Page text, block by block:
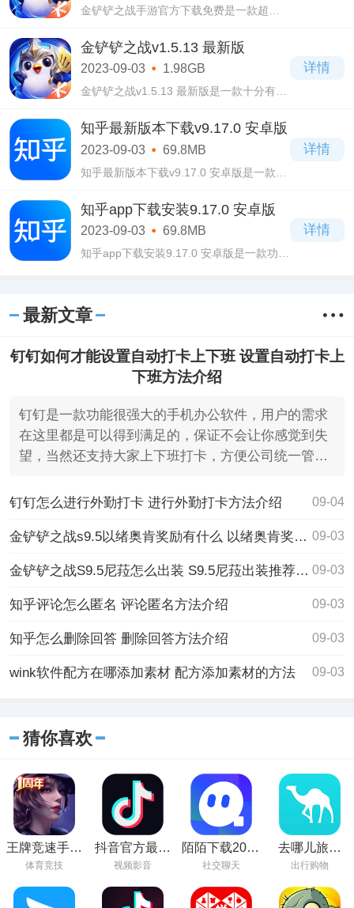
金铲铲之战手游官方下载免费是一款超级
让你从中能够体验到更多的乐趣，玩起来
一点都不会感觉到无聊，甚至还能发挥自
己的聪
金铲铲之战v1.5.13 最新版
2023-09-03 1.98GB
金铲铲之战v1.5.13 最新版是一款十分有趣
玩这款游戏，玩法类似噢。金铲铲之战
v1.5.13 最新版这款游戏里面拥有海量的英
雄角色
详情
知乎最新版本下载v9.17.0 安卓版
2023-09-03 69.8MB
知乎最新版本下载v9.17.0 安卓版是一款十
乎最新版本下载v9.17.0 安卓版软件当中拥
有包罗万象的内容，涵盖了各个方面的知
识内容
详情
知乎app下载安装9.17.0 安卓版
2023-09-03 69.8MB
知乎app下载安装9.17.0 安卓版是一款功能
册登录
详情
最新文章
钉钉如何才能设置自动打卡上下班 设置自动打卡上
下班方法介绍
钉钉是一款功能很强大的手机办公软件，用户的需求
在这里都是可以得到满足的，保证不会让你感觉到失
望，当然还支持大家上下班打卡，方便公司统一管
钉钉怎么进行外勤打卡 进行外勤打卡方法介绍 09-04
金铲铲之战s9.5以绪奥肯奖励有什么 以绪奥肯奖励介绍一览 09-03
金铲铲之战S9.5尼菈怎么出装 S9.5尼菈出装推荐一览 09-03
知乎评论怎么匿名 评论匿名方法介绍 09-03
知乎怎么删除回答 删除回答方法介绍 09-03
wink软件配方在哪添加素材 配方添加素材的方法 09-03
猜你喜欢
王牌竞速手游
下载
体育竞技
抖音官方最新
版下载
视频影音
陌陌下载2023
最新安装版本
社交聊天
去哪儿旅行
app官方下载
出行购物